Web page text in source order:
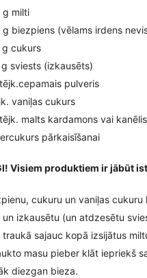
g milti
g biezpiens (vēlams irdens
cukurs
sviests (izkausēts)
pulveris
vaniļas cukurs
malts kardamons vai
pārkaisīšanai
Visiem produktiem ir jābūt
cukuru un vaniļas
un izkausētu (un atdzesētu
traukā sajauc kopā izsijātus
masu pieber klāt iepriekš
diezgan bieza.